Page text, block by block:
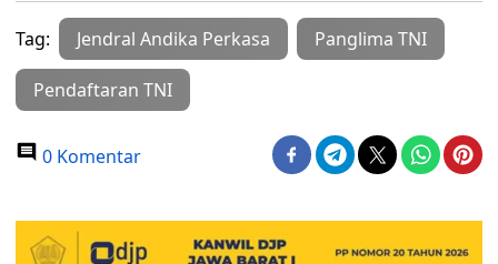
Tag: Jendral Andika Perkasa Panglima TNI
Pendaftaran TNI
0 Komentar